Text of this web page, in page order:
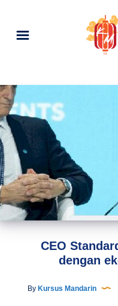
CEO
dengan
By Kursus Mandarin